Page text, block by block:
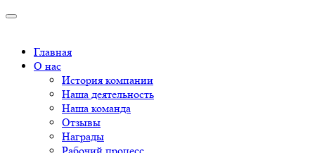
Главная
О нас
История компании
Наша деятельность
Наша команда
Отзывы
Награды